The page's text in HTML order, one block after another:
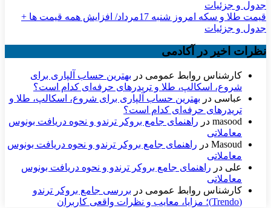
قیمت طلا و سکه امروز شنبه 17مرداد/ افزایش همه قیمت ها +
جدول و جزئیات
نظرات اخیر در آکادمی
کارشناس روابط عمومی در بهترین حساب آلپاری برای
شروع، اسکالپ، طلا و تریدرهای حرفه‌ای کدام است؟
عباسی در بهترین حساب آلپاری برای شروع، اسکالپ، طلا و
تریدرهای حرفه‌ای کدام است؟
masood در راهنمای جامع بروکر ترندو و نحوه دریافت بونوس
معاملاتی
Masoud در راهنمای جامع بروکر ترندو و نحوه دریافت بونوس
معاملاتی
علی در راهنمای جامع بروکر ترندو و نحوه دریافت بونوس
معاملاتی
کارشناس روابط عمومی در بررسی جامع بروکر ترندو
(Trendo)؛ مزایا، معایب و نظرات واقعی کاربران